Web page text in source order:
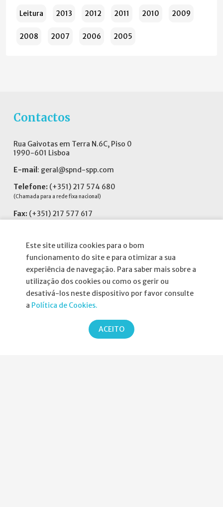
Este site utiliza cookies para o bom
funcionamento do site e para otimizar a sua
experiência de navegação. Para saber mais sobre a
utilização dos cookies ou como os gerir ou
desativá-los neste dispositivo por favor consulte
a Política de Cookies.
ACEITO
Leitura 2013 2012 2011 2010 2009
2008 2007 2006 2005
Contactos
Rua Gaivotas em Terra N.6C, Piso 0
1990-601 Lisboa
E-mail : geral@spnd-spp.com
Telefone: (+351) 217 574 680
(Chamada para a rede fixa nacional)
Fax: (+351) 217 577 617
Informações
Atribuição da Bolsa SPND